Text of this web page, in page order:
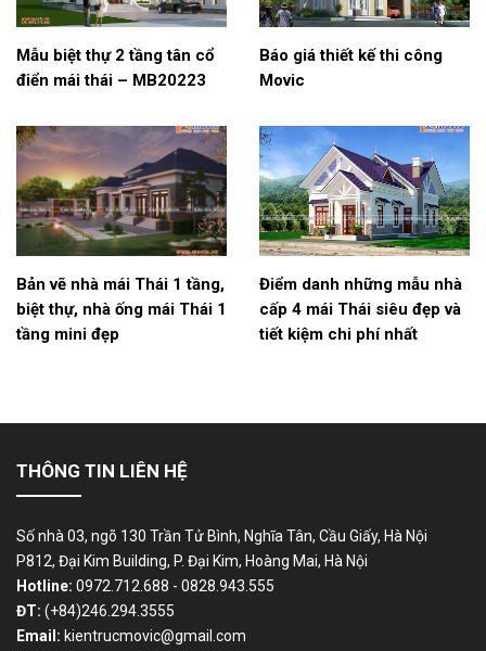
Mẫu biệt thự 2 tầng tân cổ
điển mái thái – MB20223
Báo giá thiết kế thi công
Movic
Bản vẽ nhà mái Thái 1 tầng,
biệt thự, nhà ống mái Thái 1
tầng mini đẹp
Điểm danh những mẫu nhà
cấp 4 mái Thái siêu đẹp và
tiết kiệm chi phí nhất
THÔNG TIN LIÊN HỆ
Số nhà 03, ngõ 130 Trần Tử Bình, Nghĩa Tân, Cầu Giấy, Hà Nội
P812, Đại Kim Building, P. Đại Kim, Hoàng Mai, Hà Nội
Hotline: 0972.712.688 - 0828.943.555
ĐT: (+84)246.294.3555
Email: kientrucmovic@gmail.com